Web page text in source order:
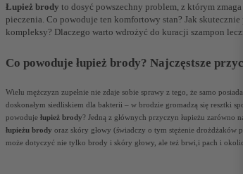
Łupież brody to dosyć powszechny problem, z którym
pieczenia. Co powoduje ten komfortowy stan? Jak skutecznie
kompleksy? Dlaczego warto wdrożyć do kuracji szampon
Co powoduje łupież brody? Najczęstsze
Wielu mężczyzn zupełnie nie zdaje sobie sprawy z tego, że samo
doskonałym siedliskiem dla bakterii – w brodzie gromadzą się resztki
powoduje łupież brody? Jedną z głównych przyczyn łupieżu zarówno
łupieżu brody oraz skóry głowy (świadczy o tym stężenie drożdżaków
może dotyczyć nie tylko brody i skóry głowy, ale też brwi,i pach i